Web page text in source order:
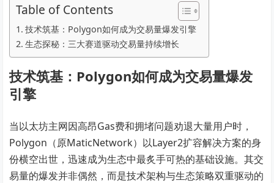
Table of Contents
技术筑基：Polygon如何成为交易量爆发引擎
生态探秘：三大赛道驱动交易量持续增长
技术筑基：Polygon如何成为交易量爆发
引擎
当以太坊主网因高昂Gas费和拥堵问题劝退大量用户时，
Polygon（原MaticNetwork）以Layer2扩容解决方案的身
份横空出世，迅速成为生态中最炙手可热的基础设施。其交
易量的爆发并非偶然，而是技术架构与生态策略双重驱动的